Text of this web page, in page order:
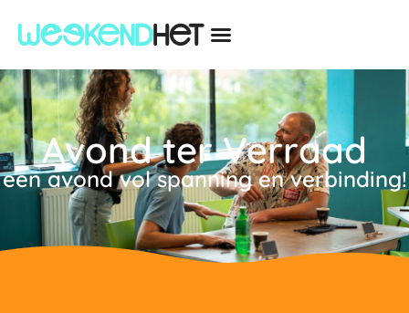
Avond ter Verraad
een avond vol spanning en verbinding!